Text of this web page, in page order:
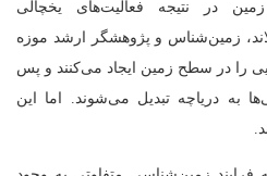
در نتیجه‌ فعالیت‌های یخچالی
زمین‌شناس و پژوهشگر ارشد موزه‌
را در سطح زمین ایجاد می‌کنند و پس
به دریاچه تبدیل می‌شوند. اما این